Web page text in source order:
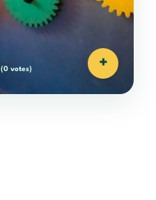
(0 votes) +